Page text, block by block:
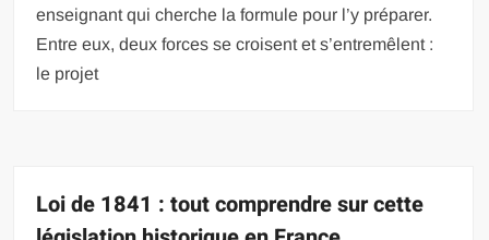
enseignant qui cherche la formule pour l’y préparer.
Entre eux, deux forces se croisent et s’entremêlent :
le projet
Loi de 1841 : tout comprendre sur cette